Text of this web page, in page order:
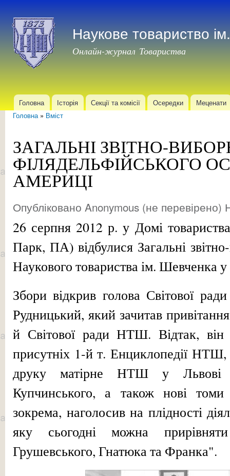
Наукове товариство
Онлайн-журнал Товариства
Головне меню
Головна Історія Секції та комісії Осередки Меценати
Головна» Вміст
ЗАГАЛЬНІ ЗВІТНО-
ФІЛЯДЕЛЬФІЙСЬКОГО
АМЕРИЦІ
Опубліковано Anonymous (не перевірено)
26 серпня 2012 р. у Домі
Парк, ПА) відбулися Загальні
Наукового товариства ім. Шевченка у
Збори відкрив голова Світової
Рудницький, який зачитав
й Світової ради НТШ. Відтак, він
присутніх 1-й т. Енциклопедії НТШ,
друку матірне НТШ у Львові
Купчинського, а також нові
зокрема, наголосив на плідності
яку сьогодні можна
Грушевського, Гнатюка та Франка".